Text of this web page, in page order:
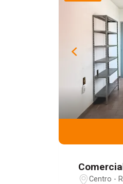
Centro -